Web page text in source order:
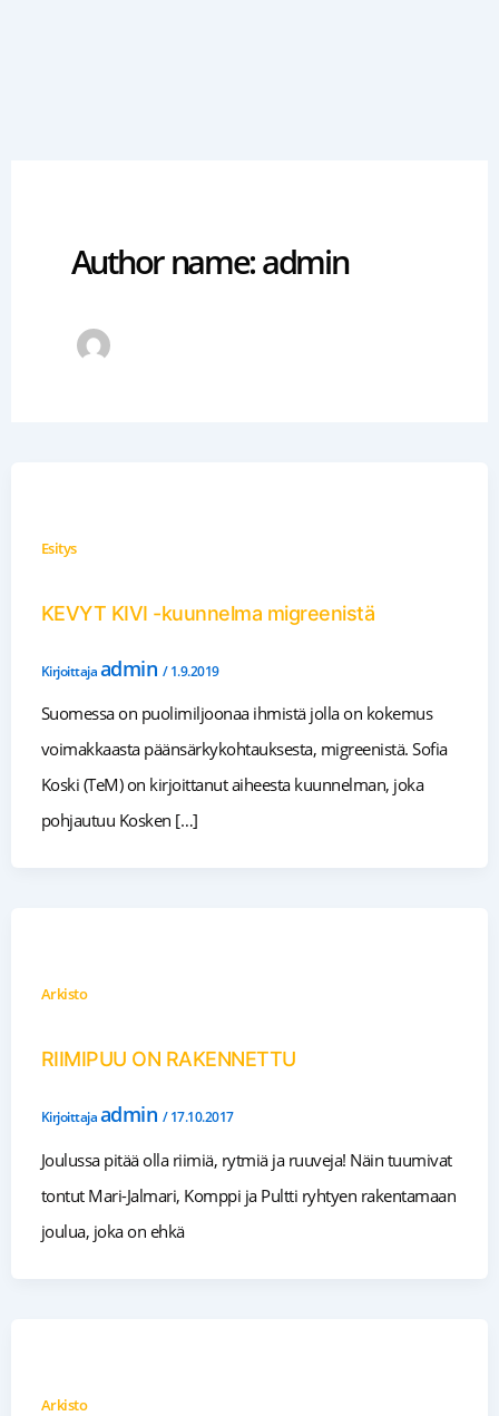
Author name: admin
Esitys
KEVYT KIVI -kuunnelma migreenistä
Kirjoittajaadmin /1.9.2019
Suomessa on puolimiljoonaa ihmistä jolla on kokemus
voimakkaasta päänsärkykohtauksesta, migreenistä. Sofia
Koski (TeM) on kirjoittanut aiheesta kuunnelman, joka
pohjautuu Kosken […]
Arkisto
RIIMIPUU ON RAKENNETTU
Kirjoittajaadmin /17.10.2017
Joulussa pitää olla riimiä, rytmiä ja ruuveja! Näin tuumivat
tontut Mari-Jalmari, Komppi ja Pultti ryhtyen rakentamaan
joulua, joka on ehkä
Arkisto